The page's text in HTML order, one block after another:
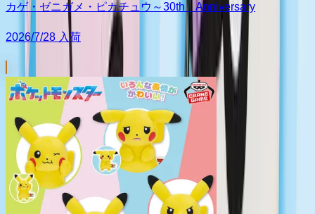
カゲ・ゼニガメ・ピカチュウ～30th Anniversary
2026/7/28 入荷